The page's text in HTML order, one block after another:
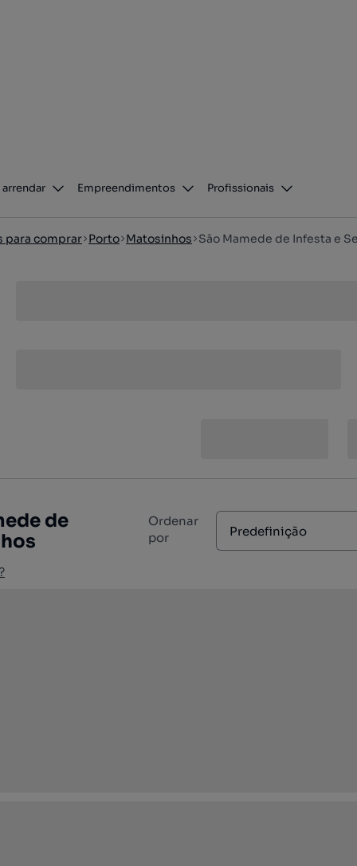
arrendar Empreendimentos Profissionais
para comprar Porto Matosinhos São Mamede de Infesta e
de
Ordenar
por
Predefinição